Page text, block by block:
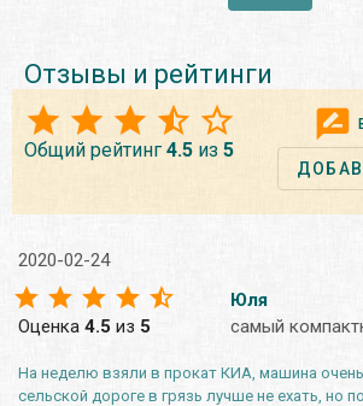
Отзывы и рейтинги
Общий рейтинг 4.5 из 5
2020-02-24
Оценка 4.5 из 5
Юля
самый
На неделю взяли в прокат КИА, машина
сельской дороге в грязь лучше не ехать, но